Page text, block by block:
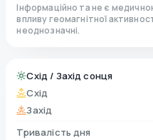
Інформаційно та не є
впливу геомагнітної
неоднозначні.
Схід / Захід сонця
Схід
Захід
Тривалість дня